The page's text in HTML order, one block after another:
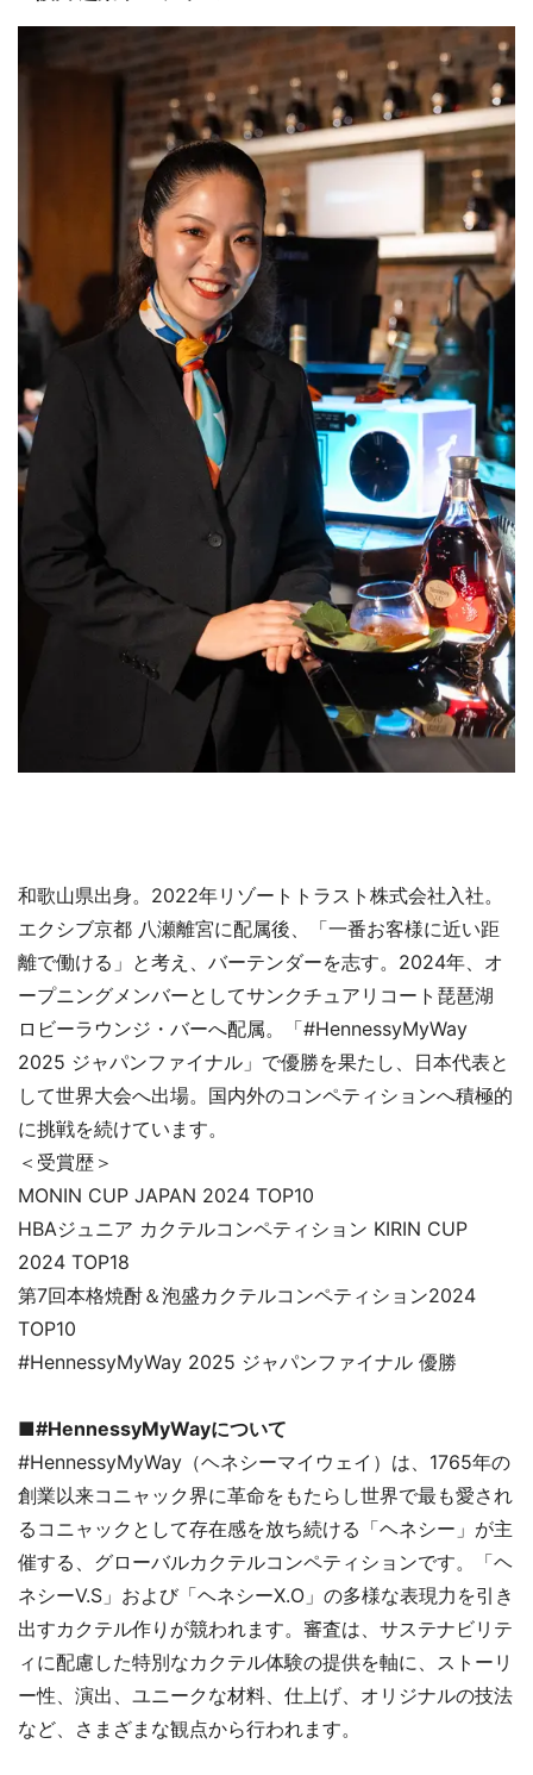
和歌山県出身。2022年リゾートトラスト株式会社入社。
エクシブ京都 八瀬離宮に配属後、「一番お客様に近い距
離で働ける」と考え、バーテンダーを志す。2024年、オ
ープニングメンバーとしてサンクチュアリコート琵琶湖
ロビーラウンジ・バーへ配属。「#HennessyMyWay
2025 ジャパンファイナル」で優勝を果たし、日本代表と
して世界大会へ出場。国内外のコンペティションへ積極的
に挑戦を続けています。
＜受賞歴＞
MONIN CUP JAPAN 2024 TOP10
HBAジュニア カクテルコンペティション KIRIN CUP
2024 TOP18
第7回本格焼酎＆泡盛カクテルコンペティション2024
TOP10
#HennessyMyWay 2025 ジャパンファイナル 優勝
■#HennessyMyWayについて
#HennessyMyWay（ヘネシーマイウェイ）は、1765年の
創業以来コニャック界に革命をもたらし世界で最も愛され
るコニャックとして存在感を放ち続ける「ヘネシー」が主
催する、グローバルカクテルコンペティションです。「ヘ
ネシーV.S」および「ヘネシーX.O」の多様な表現力を引き
出すカクテル作りが競われます。審査は、サステナビリテ
ィに配慮した特別なカクテル体験の提供を軸に、ストーリ
ー性、演出、ユニークな材料、仕上げ、オリジナルの技法
など、さまざまな観点から行われます。